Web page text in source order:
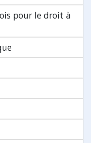
pour le droit à